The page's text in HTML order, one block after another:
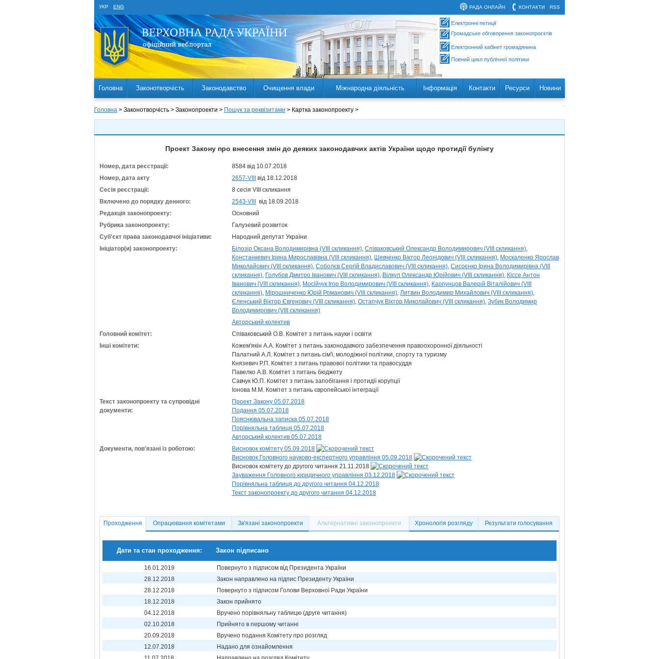
УКР ENG RSS
КОНТАКТИ
РАДА ОНЛАЙН
Електронні петиції
Громадське обговорення законопроєктів
Електронний кабінет громадянина
Повний цикл публічної політики
Головна Законотворчість Законодавство Очищення влади Міжнародна діяльність Інформація Контакти Ресурси Новини
Головна > Законотворчість > Законопроекти > Пошук за реквізитами > Картка законопроекту >
Проект Закону про внесення змін до деяких законодавчих актів України щодо протидії булінгу
Номер, дата реєстрації:
8584 від 10.07.2018
Номер, дата акту
2657-VIII
від 18.12.2018
Сесія реєстрації:
8 сесія VIII скликання
Включено до порядку денного:
2543-VIII
від 18.09.2018
Редакція законопроекту:
Основний
Рубрика законопроекту:
Галузевий розвиток
Суб'єкт права законодавчої ініціативи:
Народний депутат України
Ініціатор(и) законопроекту:
Білозір Оксана Володимирівна (VIII скликання) Співаковський Олександр Володимирович (VIII скликання)
Констанкевич Ірина Мирославівна (VIII скликання) Шевченко Віктор Леонідович (VIII скликання) Москаленко Ярослав
Миколайович (VIII скликання) Соболєв Сергій Владиславович (VIII скликання) Сисоєнко Ірина Володимирівна (VIII
скликання) Голубов Дмитро Іванович (VIII скликання) Вілкул Олександр Юрійович (VIII скликання) Кіссе Антон
Іванович (VIII скликання) Мосійчук Ігор Володимирович (VIII скликання) Карпунцов Валерій Віталійович (VIII
скликання) Мірошниченко Юрій Романович (VIII скликання) Литвин Володимир Михайлович (VIII скликання)
Єленський Віктор Євгенович (VIII скликання) Остапчук Віктор Миколайович (VIII скликання) Зубик Володимир
Володимирович (VIII скликання)
Авторський колектив
Головний комітет:
Співаковський О.В. Комітет з питань науки і освіти
Інші комітети:
Кожем'якін А.А. Комітет з питань законодавчого забезпечення правоохоронної діяльності
Палатний А.Л. Комітет з питань сім'ї, молодіжної політики, спорту та туризму
Князевич Р.П. Комітет з питань правової політики та правосуддя
Павелко А.В. Комітет з питань бюджету
Савчук Ю.П. Комітет з питань запобігання і протидії корупції
Іонова М.М. Комітет з питань європейської інтеграції
Текст законопроекту та супровідні
документи:
Проект Закону 05.07.2018
Подання 05.07.2018
Пояснювальна записка 05.07.2018
Порівняльна таблиця 05.07.2018
Авторський колектив 05.07.2018
Документи, пов'язані із роботою:
Висновок комітету 05.09.2018
Висновок Головного науково-експертного управління 05.09.2018
Висновок комітету до другого читання 21.11.2018
Зауваження Головного юридичного управління 03.12.2018
Порівняльна таблиця до другого читання 04.12.2018
Текст законопроекту до другого читання 04.12.2018
Проходження Опрацювання комітетами Зв'язані законопроекти Альтернативні законопроекти Хронологія розгляду Результати голосування
Дати та стан проходження: Закон підписано
16.01.2019
Повернуто з підписом від Президента України
28.12.2018
Закон направлено на підпис Президенту України
28.12.2018
Повернуто з підписом Голови Верховної Ради України
18.12.2018
Закон прийнято
04.12.2018
Вручено порівняльну таблицю (друге читання)
02.10.2018
Прийнято в першому читанні
20.09.2018
Вручено подання Комітету про розгляд
12.07.2018
Надано для ознайомлення